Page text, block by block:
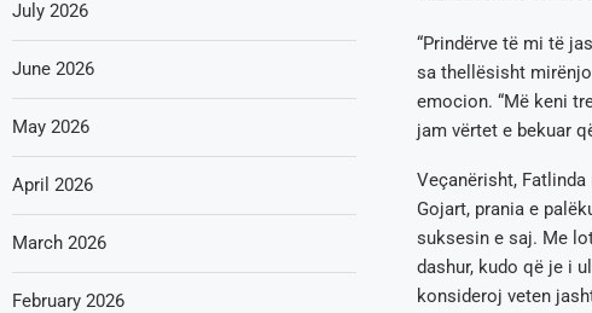
“Prindërve të mi të
sa thellësisht
emocion. “Më keni
jam vërtet e bekuar
Veçanërisht,
Gojart, prania e
suksesin e saj. Me
dashur, kudo që je i
konsideroj veten
July 2026
June 2026
May 2026
April 2026
March 2026
February 2026